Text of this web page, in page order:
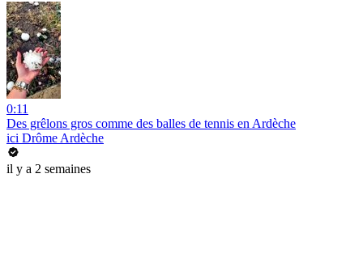
0:11
Des grêlons gros comme des balles de tennis en Ardèche
ici Drôme Ardèche
il y a 2 semaines